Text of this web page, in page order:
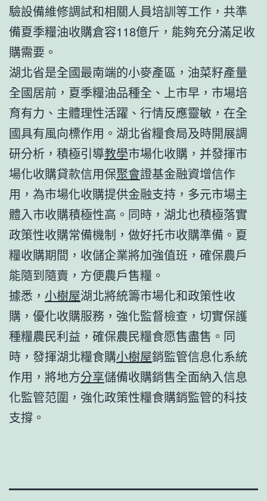
驗設備維修調試和相關人員培訓等工作，共準
備夏季糧油收購倉容118億斤，能夠充分滿足收
購需要。
湖北省是全國最南端的小麥產區，油菜籽產量
全國居前，夏季糧油品種全、上市早，市場培
育有力、主體理性活躍、行情反應靈敏，在全
國具有風向標作用。湖北省糧食局及時開展調
研分析，積極引導教學市場化收購，并發揮市
場化收購貸款信用保聚會證基金融資增信作
用，為市場化收購提供金融支持，多元市場主
體入市收購積極性高。同時，湖北也積極落實
政策性收購常備機制，做好托市收購準備。夏
糧收購期間，收儲企業將加強值班，確保農戶
能隨到隨賣，方便農戶售糧。
據悉， 小樹屋湖北將統籌市場化和政策性收
購，優化收購服務，強化監督檢查，切實保護
種糧農民利益，確保農民糧食愿售盡售。同
時，發揮湖北糧食購小樹屋銷監管信息化系統
作用，將地方分享儲備收購銷售全面納入信息
化監管范圍，強化政策性糧食購銷監管的科技
支撐。